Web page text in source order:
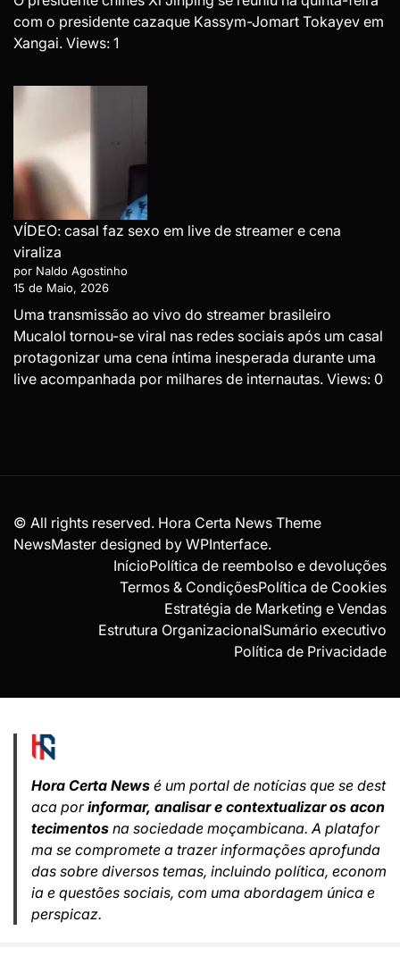
com o presidente cazaque Kassym-Jomart Tokayev em
Xangai. Views: 1
VÍDEO: casal faz sexo em live de streamer e cena
viraliza
por Naldo Agostinho
15 de Maio, 2026
Uma transmissão ao vivo do streamer brasileiro
Mucalol tornou-se viral nas redes sociais após um casal
protagonizar uma cena íntima inesperada durante uma
live acompanhada por milhares de internautas. Views: 0
© All rights reserved. Hora Certa News Theme
NewsMaster designed by WPInterface.
InícioPolítica de reembolso e devoluções
Termos & CondiçõesPolítica de Cookies
Estratégia de Marketing e Vendas
Estrutura OrganizacionalSumário executivo
Política de Privacidade
Hora Certa News é um portal de notícias que se dest
aca porinformar, analisar e contextualizar os acon
tecimentos na sociedade moçambicana. A platafor
ma se compromete a trazer informações aprofunda
das sobre diversos temas, incluindo política, econom
ia e questões sociais, com uma abordagem única e
perspicaz.